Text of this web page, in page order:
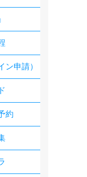
ン申請）
約